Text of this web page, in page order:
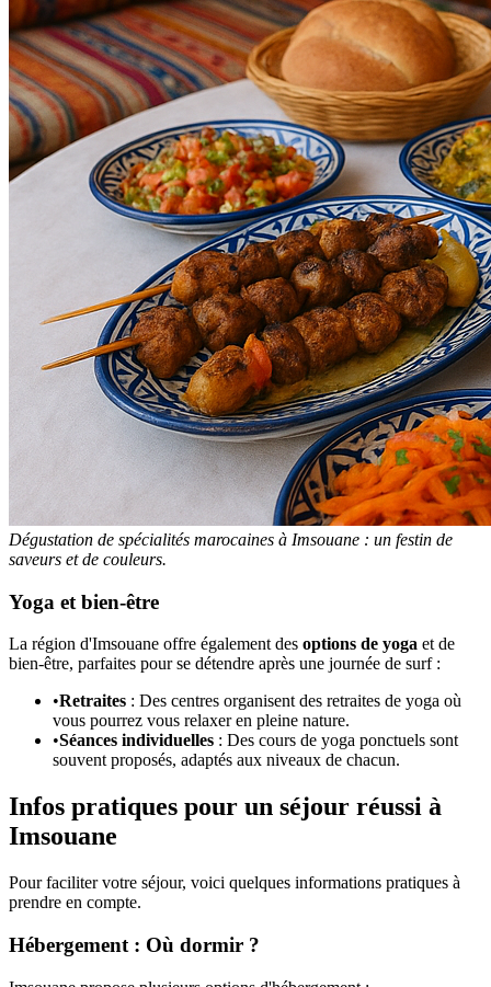
Dégustation de spécialités marocaines à Imsouane : un festin de
saveurs et de couleurs.
Yoga et bien-être
La région d'Imsouane offre également des options de yoga et de
bien-être, parfaites pour se détendre après une journée de surf :
•Retraites : Des centres organisent des retraites de yoga où
vous pourrez vous relaxer en pleine nature.
•Séances individuelles : Des cours de yoga ponctuels sont
souvent proposés, adaptés aux niveaux de chacun.
Infos pratiques pour un séjour réussi à
Imsouane
Pour faciliter votre séjour, voici quelques informations pratiques à
prendre en compte.
Hébergement : Où dormir ?